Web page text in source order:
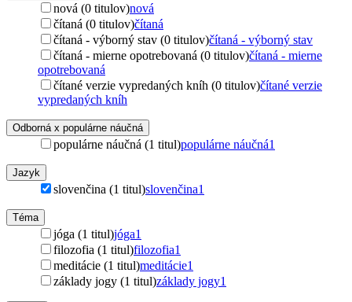
nová (0 titulov)nová
čítaná (0 titulov)čítaná
čítaná - výborný stav (0 titulov)čítaná - výborný stav
čítaná - mierne opotrebovaná (0 titulov)čítaná - mierne
opotrebovaná
čítané verzie vypredaných kníh (0 titulov)čítané verzie
vypredaných kníh
Odborná x populárne náučná
populárne náučná (1 titul)populárne náučná1
Jazyk
slovenčina (1 titul)slovenčina1
Téma
jóga (1 titul)jóga1
filozofia (1 titul)filozofia1
meditácie (1 titul)meditácie1
základy jogy (1 titul)základy jogy1